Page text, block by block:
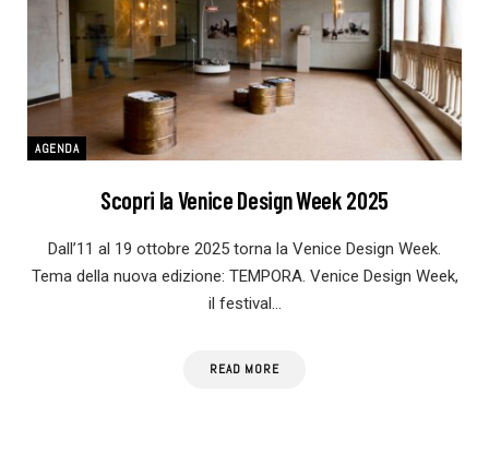
AGENDA
Scopri la Venice Design Week 2025
Dall’11 al 19 ottobre 2025 torna la Venice Design Week.
Tema della nuova edizione: TEMPORA. Venice Design Week,
il festival…
READ MORE